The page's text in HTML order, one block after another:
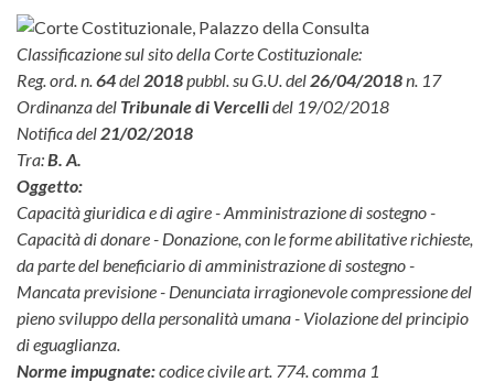
Classificazione sul sito della Corte Costituzionale:
Reg. ord. n.64del2018pubbl. su G.U. del26/04/2018n. 17
Ordinanza del Tribunale di Vercellidel 19/02/2018
Notifica del21/02/2018
Tra:B. A.
Oggetto:
Capacità giuridica e di agire - Amministrazione di sostegno -
Capacità di donare - Donazione, con le forme abilitative richieste,
da parte del beneficiario di amministrazione di sostegno -
Mancata previsione - Denunciata irragionevole compressione del
pieno sviluppo della personalità umana - Violazione del principio
di eguaglianza.
Norme impugnate:codice civile art. 774. comma 1